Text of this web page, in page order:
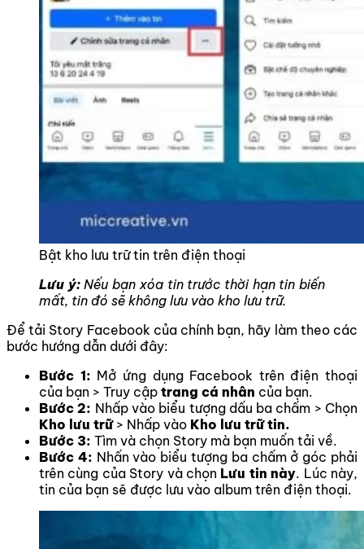
Bật kho lưu trữ tin trên điện thoại
Lưu ý:Nếu bạn xóa tin trước thời hạn tin biến
mất, tin đó sẽ không lưu vào kho lưu trữ.
Để tải Story Facebook của chính bạn, hãy làm theo các
bước hướng dẫn dưới đây:
Bước 1: Mở ứng dụng Facebook trên điện thoại
của bạn > Truy cập trang cá nhân của bạn.
Bước 2: Nhấp vào biểu tượng dấu ba chấm > Chọn
Kho lưu trữ> Nhấp vào Kho lưu trữ tin.
Bước 3: Tìm và chọn Story mà bạn muốn tải về.
Bước 4: Nhấn vào biểu tượng ba chấm ở góc phải
trên cùng của Story và chọn Lưu tin này. Lúc này,
tin của bạn sẽ được lưu vào album trên điện thoại.